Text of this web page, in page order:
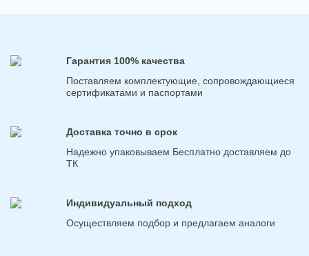
Гарантия 100% качества
Поставляем комплектующие, сопровождающиеся
сертификатами и паспортами
Доставка точно в срок
Надежно упаковываем Бесплатно доставляем до
ТК
Индивидуальный подход
Осуществляем подбор и предлагаем аналоги